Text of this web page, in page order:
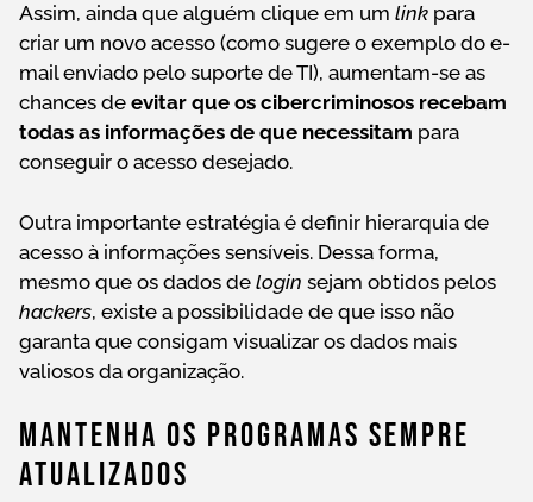
Assim, ainda que alguém clique em um link para
criar um novo acesso (como sugere o exemplo do e-
mail enviado pelo suporte de TI), aumentam-se as
chances de evitar que os cibercriminosos recebam
todas as informações de que necessitam para
conseguir o acesso desejado.
Outra importante estratégia é definir hierarquia de
acesso à informações sensíveis. Dessa forma,
mesmo que os dados de login sejam obtidos pelos
hackers, existe a possibilidade de que isso não
garanta que consigam visualizar os dados mais
valiosos da organização.
Mantenha Os Programas Sempre
Atualizados